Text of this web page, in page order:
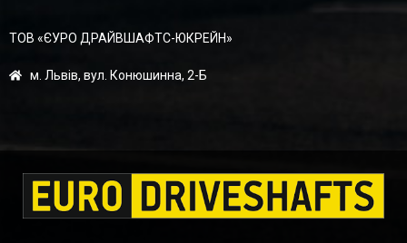
ТОВ «ЄУРО ДРАЙВШАФТC-ЮКРЕЙН»
м. Львів, вул. Конюшинна, 2-Б